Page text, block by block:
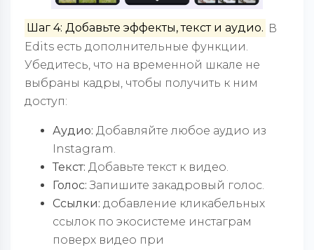
Шаг 4: Добавьте эффекты, текст и аудио. В
Edits есть дополнительные функции.
Убедитесь, что на временной шкале не
выбраны кадры, чтобы получить к ним
доступ:
Аудио: Добавляйте любое аудио из
Instagram.
Текст: Добавьте текст к видео.
Голос:Запишите закадровый голос.
Ссылки: добавление кликабельных
ссылок по экосистеме инстаграм
поверх видео при